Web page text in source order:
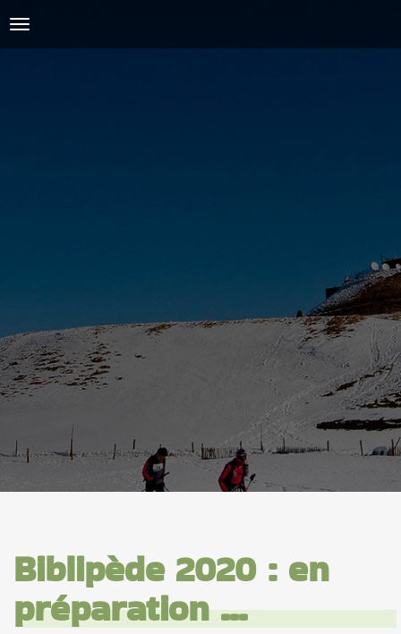
SPIRIDON
Biblipède 2020 : en
préparation ...